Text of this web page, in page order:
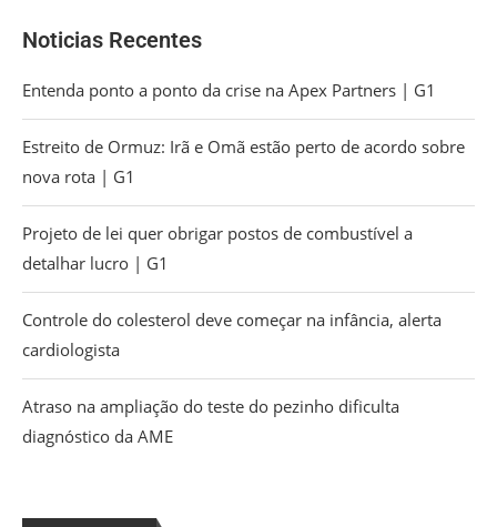
Noticias Recentes
Entenda ponto a ponto da crise na Apex Partners | G1
Estreito de Ormuz: Irã e Omã estão perto de acordo sobre
nova rota | G1
Projeto de lei quer obrigar postos de combustível a
detalhar lucro | G1
Controle do colesterol deve começar na infância, alerta
cardiologista
Atraso na ampliação do teste do pezinho dificulta
diagnóstico da AME